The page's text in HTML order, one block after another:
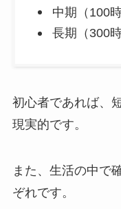
中期（100
長期（300
初心者であれば、
現実的です。
また、生活の中で
ぞれです。